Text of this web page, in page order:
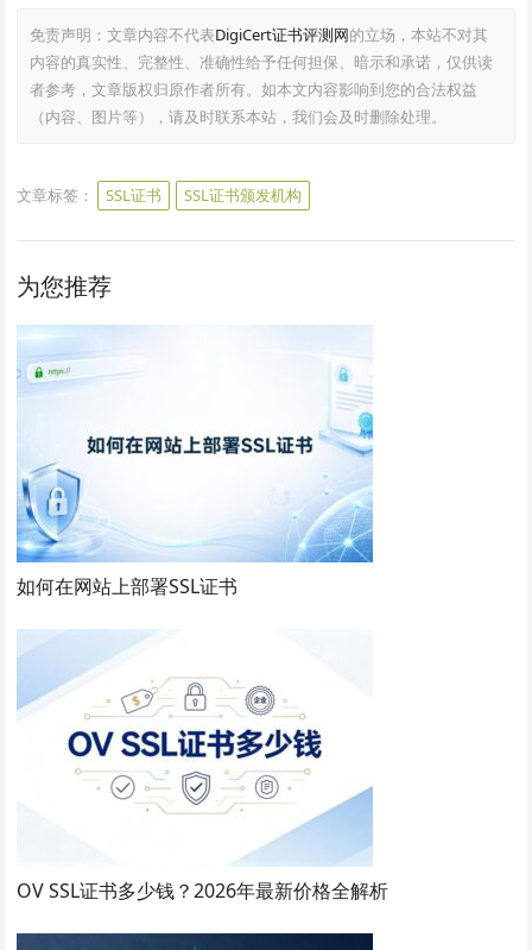
免责声明：文章内容不代表DigiCert证书评测网的立场，本站不对其
内容的真实性、完整性、准确性给予任何担保、暗示和承诺，仅供读
者参考，文章版权归原作者所有。如本文内容影响到您的合法权益
（内容、图片等），请及时联系本站，我们会及时删除处理。
文章标签： SSL证书 SSL证书颁发机构
为您推荐
如何在网站上部署SSL证书
OV SSL证书多少钱？2026年最新价格全解析